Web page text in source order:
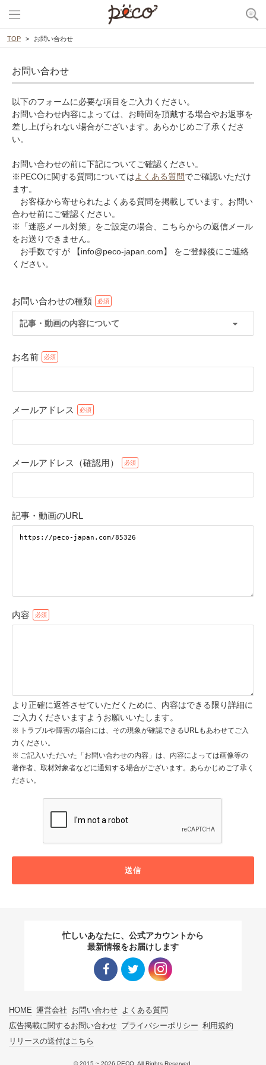
TOP お問い合わせ
お問い合わせ
以下のフォームに必要な項目をご入力ください。
お問い合わせ内容によっては、お時間を頂戴する場合やお返事を
差し上げられない場合がございます。あらかじめご了承くださ
い。
お問い合わせの前に下記についてご確認ください。
※PECOに関する質問についてはよくある質問でご確認いただけ
ます。
お客様から寄せられたよくある質問を掲載しています。お問い
合わせ前にご確認ください。
※「迷惑メール対策」をご設定の場合、こちらからの返信メール
をお送りできません。
お手数ですが 【info@peco-japan.com】 をご登録後にご連絡
ください。
お問い合わせの種類
記事・動画の内容について
お名前
メールアドレス
メールアドレス（確認用）
記事・動画のURL
内容
より正確に返答させていただくために、内容はできる限り詳細に
ご入力くださいますようお願いいたします。
トラブルや障害の場合には、その現象が確認できるURLもあわせてご入
力ください。
ご記入いただいた「お問い合わせの内容」は、内容によっては画像等の
著作者、取材対象者などに通知する場合がございます。あらかじめご了承く
ださい。
送信
忙しいあなたに、公式アカウントから
最新情報をお届けします
HOME 運営会社 お問い合わせ よくある質問
広告掲載に関するお問い合わせ プライバシーポリシー 利用規約
リリースの送付はこちら
© 2015 ~ 2026 PECO. All Rights Reserved.
アプリで開く